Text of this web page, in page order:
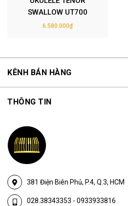
SWALLOW UT700
6.580.000₫
KÊNH BÁN HÀNG
381 Điện Biên Phủ, P.4, Q.3, HCM
028.38343353 - 0933933816
THÔNG TIN